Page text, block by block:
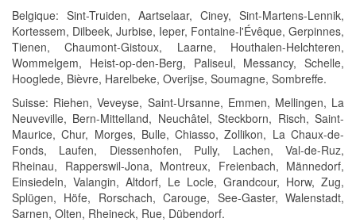
Belgique: Sint-Truiden, Aartselaar, Ciney, Sint-Martens-Lennik,
Kortessem, Dilbeek, Jurbise, Ieper, Fontaine-l'Évêque, Gerpinnes,
Tienen, Chaumont-Gistoux, Laarne, Houthalen-Helchteren,
Wommelgem, Heist-op-den-Berg, Paliseul, Messancy, Schelle,
Hooglede, Bièvre, Harelbeke, Overijse, Soumagne, Sombreffe.
Suisse: Riehen, Veveyse, Saint-Ursanne, Emmen, Mellingen, La
Neuveville, Bern-Mittelland, Neuchâtel, Steckborn, Risch, Saint-
Maurice, Chur, Morges, Bulle, Chiasso, Zollikon, La Chaux-de-
Fonds, Laufen, Diessenhofen, Pully, Lachen, Val-de-Ruz,
Rheinau, Rapperswil-Jona, Montreux, Freienbach, Männedorf,
Einsiedeln, Valangin, Altdorf, Le Locle, Grandcour, Horw, Zug,
Splügen, Höfe, Rorschach, Carouge, See-Gaster, Walenstadt,
Sarnen, Olten, Rheineck, Rue, Dübendorf.